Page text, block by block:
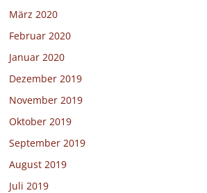
März 2020
Februar 2020
Januar 2020
Dezember 2019
November 2019
Oktober 2019
September 2019
August 2019
Juli 2019